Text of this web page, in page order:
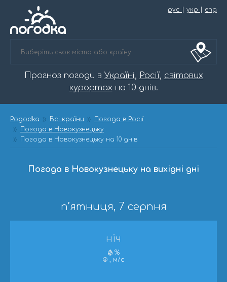
рус укр eng
Прогноз погоди в Україні, Росії, світових
курортах на 10 днів.
Pogodka Всі країни
Погода в Росії
Погода в Новокузнецьку
Погода в Новокузнецьку на 10 днів
Погода в Новокузнецьку на вихідні дні
п’ятниця, 7 серпня
ніч
%
, м/с